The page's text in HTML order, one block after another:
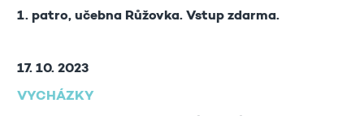
1. patro, učebna Růžovka. Vstup zdarma.
17. 10. 2023
VYCHÁZKY